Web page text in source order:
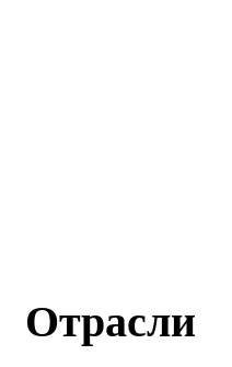
Отрасли